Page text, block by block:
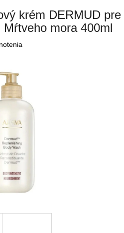
krém DERMUD pre
mora 400ml